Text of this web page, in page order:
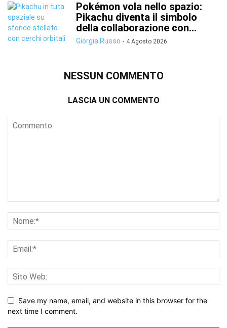
Pokémon vola nello spazio:
Pikachu diventa il simbolo
della collaborazione con...
Giorgia Russo - 4 Agosto 2026
NESSUN COMMENTO
LASCIA UN COMMENTO
Save my name, email, and website in this browser for the
next time I comment.